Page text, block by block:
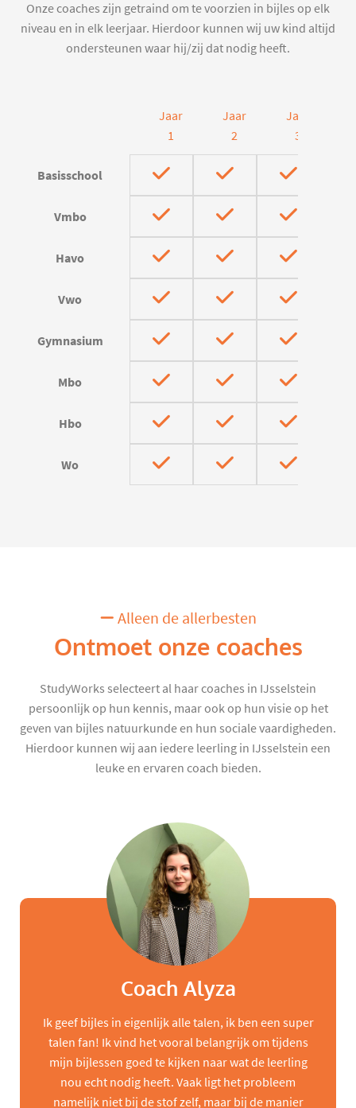
Onze coaches zijn getraind om te voorzien in bijles op elk
niveau en in elk leerjaar. Hierdoor kunnen wij uw kind altijd
ondersteunen waar hij/zij dat nodig heeft.
Jaar
1
Jaar
2
Jaar
3
Basisschool
Vmbo
Havo
Vwo
Gymnasium
Mbo
Hbo
Wo
Alleen de allerbesten
Ontmoet onze coaches
StudyWorks selecteert al haar coaches in IJsselstein
persoonlijk op hun kennis, maar ook op hun visie op het
geven van bijles natuurkunde en hun sociale vaardigheden.
Hierdoor kunnen wij aan iedere leerling in IJsselstein een
leuke en ervaren coach bieden.
Coach Alyza
Ik geef bijles in eigenlijk alle talen, ik ben een super
talen fan! Ik vind het vooral belangrijk om tijdens
mijn bijlessen goed te kijken naar wat de leerling
nou echt nodig heeft. Vaak ligt het probleem
namelijk niet bij de stof zelf, maar bij de manier